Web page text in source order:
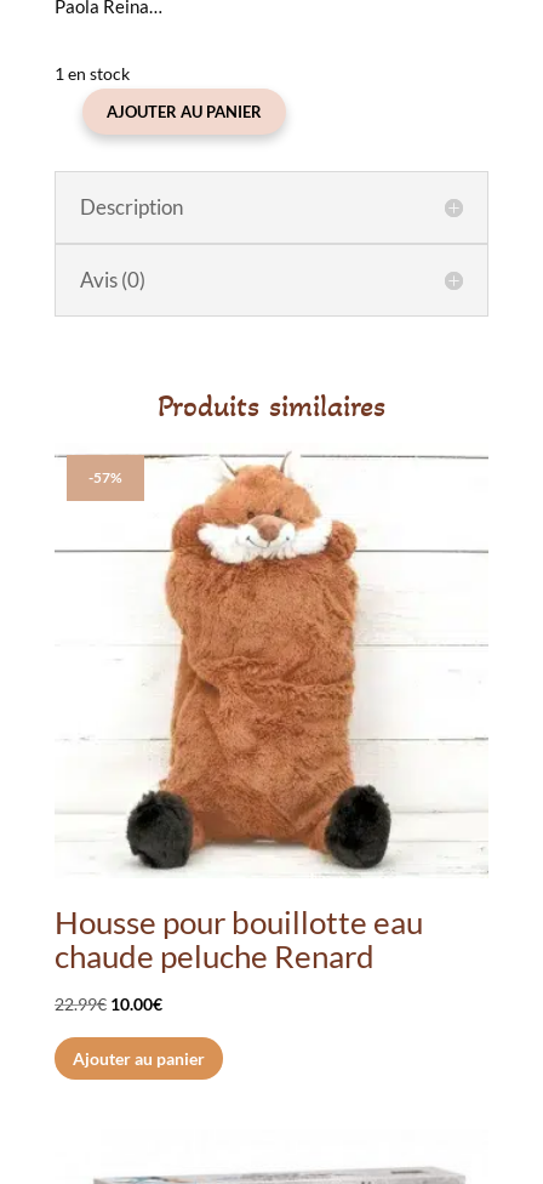
Paola Reina…
1 en stock
quantité
léopard
avec
AJOUTER AU PANIER
Description
Avis (0)
Produits similaires
-57%
Housse pour bouillotte eau
chaude peluche Renard
22.99€ Le
prix
initial
10.00€Le
prix
actuel
Ajouter au panier